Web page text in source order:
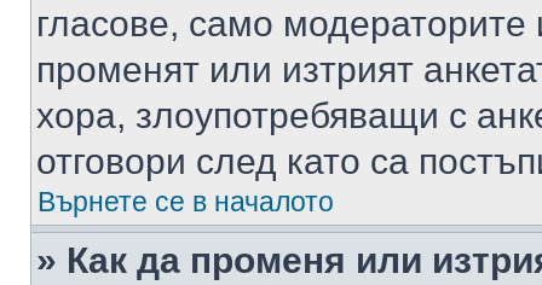
гласове, само
променят или изтрият
хора, злоупотребяващи с
отговори след като са
Върнете се в началото
» Как да променя или